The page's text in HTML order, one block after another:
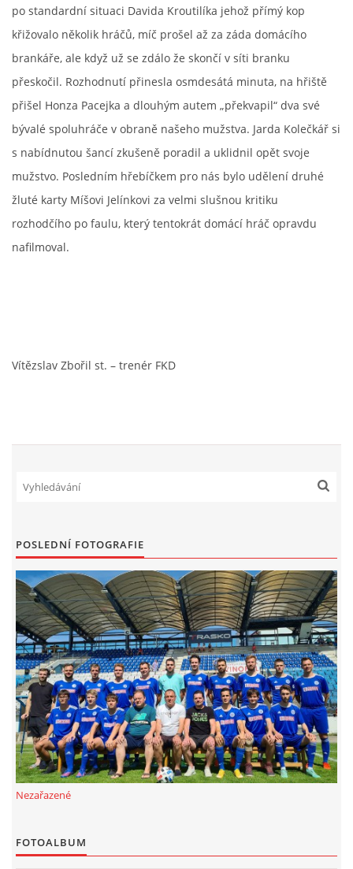
po standardní situaci Davida Kroutilíka jehož přímý kop
křižovalo několik hráčů, míč prošel až za záda domácího
brankáře, ale když už se zdálo že skončí v síti branku
přeskočil. Rozhodnutí přinesla osmdesátá minuta, na hřiště
přišel Honza Pacejka a dlouhým autem „překvapil“ dva své
bývalé spoluhráče v obraně našeho mužstva. Jarda Kolečkář si
s nabídnutou šancí zkušeně poradil a uklidnil opět svoje
mužstvo. Posledním hřebíčkem pro nás bylo udělení druhé
žluté karty Míšovi Jelínkovi za velmi slušnou kritiku
rozhodčího po faulu, který tentokrát domácí hráč opravdu
nafilmoval.
Vítězslav Zbořil st. – trenér FKD
POSLEDNÍ FOTOGRAFIE
Nezařazené
FOTOALBUM